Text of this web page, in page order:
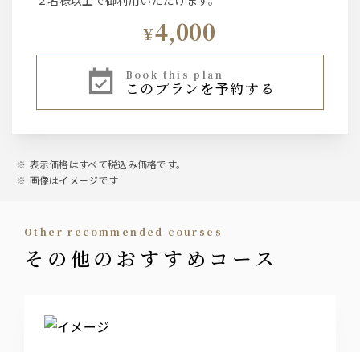
¥4,000
book this plan
このプランを予約する
表示価格はすべて税込み価格です。
画像はイメージです
other recommended courses
その他のおすすめコース